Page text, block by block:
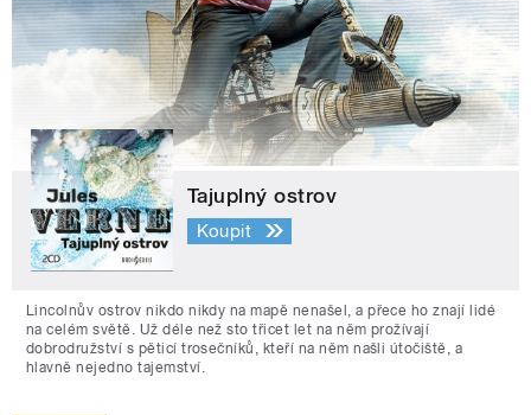
Tajuplný ostrov
Koupit
Lincolnův ostrov nikdo nikdy na mapě nenašel, a přece ho znají lidé
na celém světě. Už déle než sto třicet let na něm prožívají
dobrodružství s pěticí trosečníků, kteří na něm našli útočiště, a
hlavně nejedno tajemství.